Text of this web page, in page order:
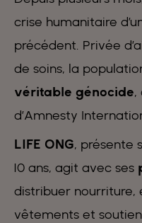
crise humanitaire
précédent. Privée
de soins, la
véritable génocide,
d’Amnesty
LIFE ONG, présente
10 ans, agit avec ses
distribuer nourriture,
vêtements et